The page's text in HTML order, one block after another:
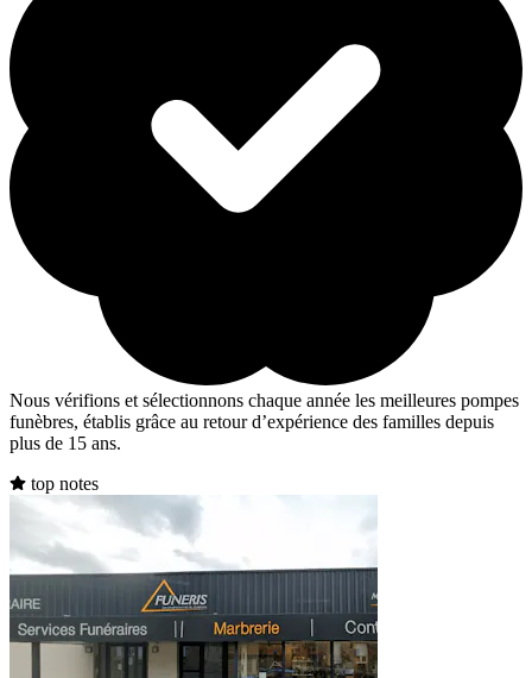
Nous vérifions et sélectionnons chaque année les meilleures pompes
funèbres, établis grâce au retour d’expérience des familles depuis
plus de 15 ans.
top notes